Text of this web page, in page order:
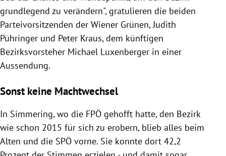
grundlegend zu verändern", gratulieren die beiden
Parteivorsitzenden der Wiener Grünen, Judith
Pühringer und Peter Kraus, dem künftigen
Bezirksvorsteher Michael Luxenberger in einer
Aussendung.
Sonst keine Machtwechsel
In Simmering, wo die FPÖ gehofft hatte, den Bezirk
wie schon 2015 für sich zu erobern, blieb alles beim
Alten und die SPÖ vorne. Sie konnte dort 42,2